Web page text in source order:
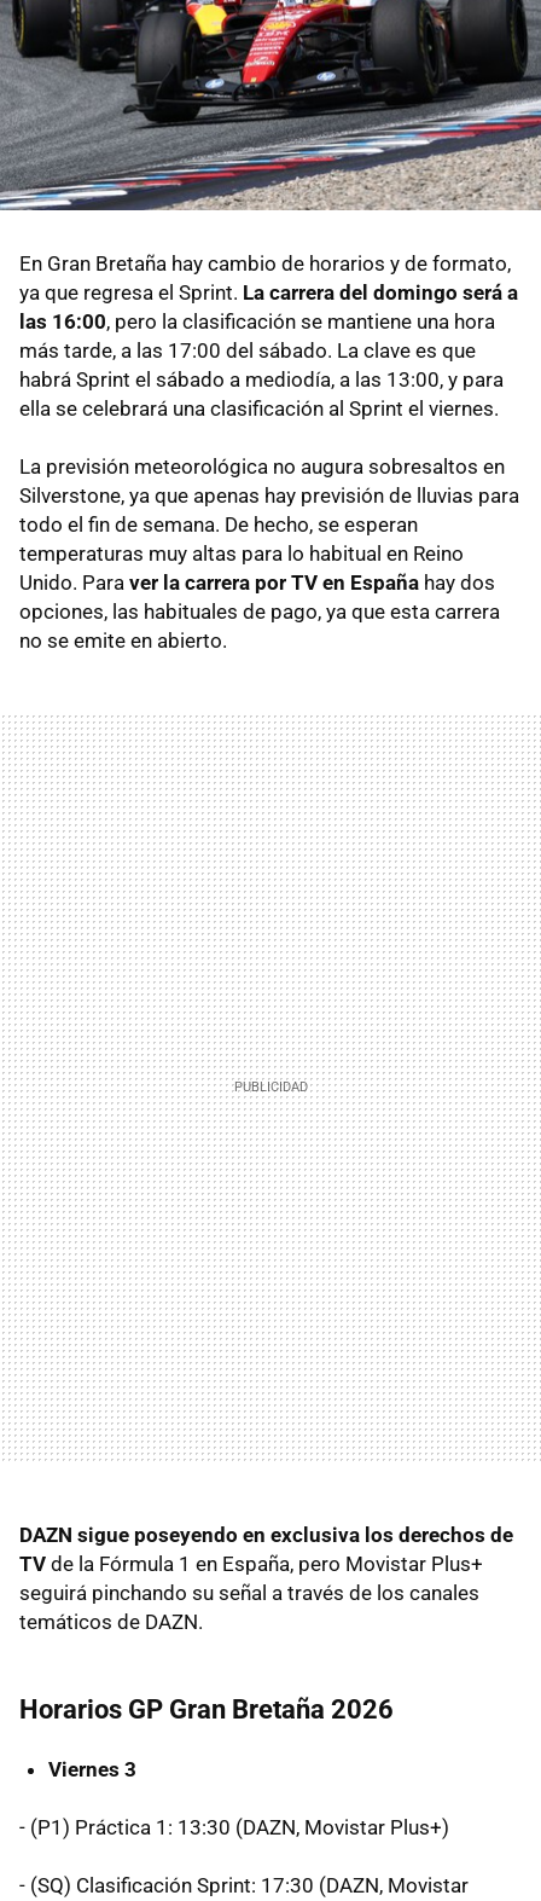
En Gran Bretaña hay cambio de horarios y de formato,
ya que regresa el Sprint. La carrera del domingo será a
las 16:00, pero la clasificación se mantiene una hora
más tarde, a las 17:00 del sábado. La clave es que
habrá Sprint el sábado a mediodía, a las 13:00, y para
ella se celebrará una clasificación al Sprint el viernes.
La previsión meteorológica no augura sobresaltos en
Silverstone, ya que apenas hay previsión de lluvias para
todo el fin de semana. De hecho, se esperan
temperaturas muy altas para lo habitual en Reino
Unido. Para ver la carrera por TV en España hay dos
opciones, las habituales de pago, ya que esta carrera
no se emite en abierto.
DAZN sigue poseyendo en exclusiva los derechos de
TV de la Fórmula 1 en España, pero Movistar Plus+
seguirá pinchando su señal a través de los canales
temáticos de DAZN.
Horarios GP Gran Bretaña 2026
Viernes 3
- (P1) Práctica 1: 13:30 (DAZN, Movistar Plus+)
- (SQ) Clasificación Sprint: 17:30 (DAZN, Movistar